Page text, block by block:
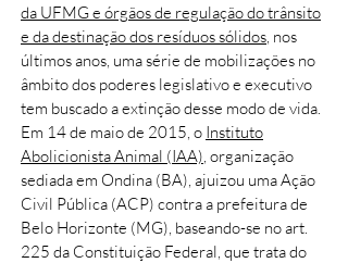
da UFMG e órgãos de regulação do trânsito
e da destinação dos resíduos sólidos, nos
últimos anos, uma série de mobilizações no
âmbito dos poderes legislativo e executivo
tem buscado a extinção desse modo de vida.
Em 14 de maio de 2015, o Instituto
Abolicionista Animal (IAA), organização
sediada em Ondina (BA), ajuizou uma Ação
Civil Pública (ACP) contra a prefeitura de
Belo Horizonte (MG), baseando-se no art.
225 da Constituição Federal, que trata do